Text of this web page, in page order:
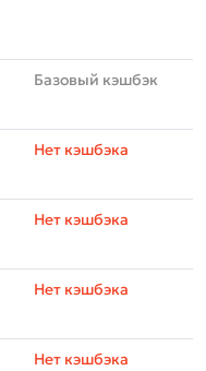
Базовый кэшбэк
Нет кэшбэка
Нет кэшбэка
Нет кэшбэка
Нет кэшбэка